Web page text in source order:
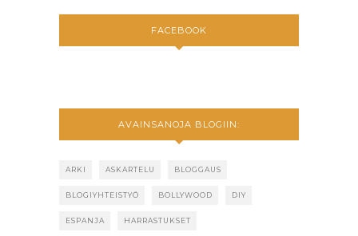
FACEBOOK
AVAINSANOJA BLOGIIN:
ARKI ASKARTELU BLOGGAUS
BLOGIYHTEISTYÖ BOLLYWOOD DIY
ESPANJA HARRASTUKSET